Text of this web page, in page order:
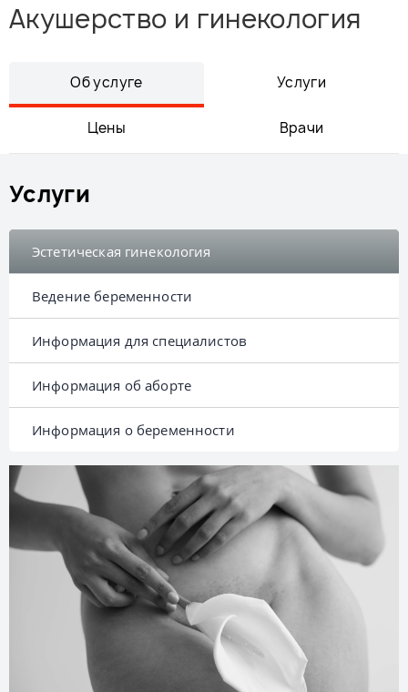
Акушерство и гинекология
Об услуге Услуги
Цены Врачи
Услуги
Эстетическая гинекология
Ведение беременности
Информация для специалистов
Информация об аборте
Информация о беременности